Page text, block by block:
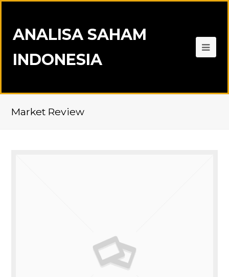
ANALISA SAHAM
INDONESIA
Market Review